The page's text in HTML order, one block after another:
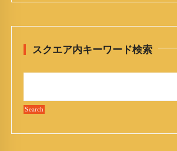
スクエア内キーワード検索